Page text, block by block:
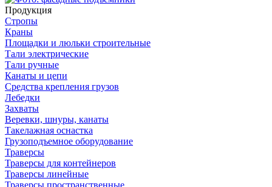
Продукция
Стропы
Краны
Площадки и люльки строительные
Тали электрические
Тали ручные
Канаты и цепи
Средства крепления грузов
Лебедки
Захваты
Веревки, шнуры, канаты
Такелажная оснастка
Грузоподъемное оборудование
Траверсы
Траверсы для контейнеров
Траверсы линейные
Траверсы пространственные